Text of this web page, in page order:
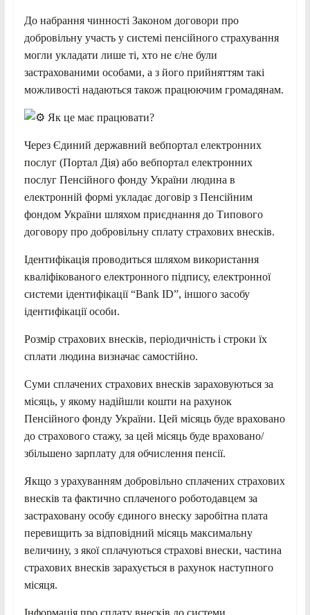
До набрання чинності Законом договори про
добровільну участь у системі пенсійного страхування
могли укладати лише ті, хто не є/не були
застрахованими особами, а з його прийняттям такі
можливості надаються також працюючим громадянам.
Як це має працювати?
Через Єдиний державний вебпортал електронних
послуг (Портал Дія) або вебпортал електронних
послуг Пенсійного фонду України людина в
електронній формі укладає договір з Пенсійним
фондом України шляхом приєднання до Типового
договору про добровільну сплату страхових внесків.
Ідентифікація проводиться шляхом використання
кваліфікованого електронного підпису, електронної
системи ідентифікації “Bank ID”, іншого засобу
ідентифікації особи.
Розмір страхових внесків, періодичність і строки їх
сплати людина визначає самостійно.
Суми сплачених страхових внесків зараховуються за
місяць, у якому надійшли кошти на рахунок
Пенсійного фонду України. Цей місяць буде враховано
до страхового стажу, за цей місяць буде враховано/
збільшено зарплату для обчислення пенсії.
Якщо з урахуванням добровільно сплачених страхових
внесків та фактично сплаченого роботодавцем за
застраховану особу єдиного внеску заробітна плата
перевищить за відповідний місяць максимальну
величину, з якої сплачуються страхові внески, частина
страхових внесків зарахується в рахунок наступного
місяця.